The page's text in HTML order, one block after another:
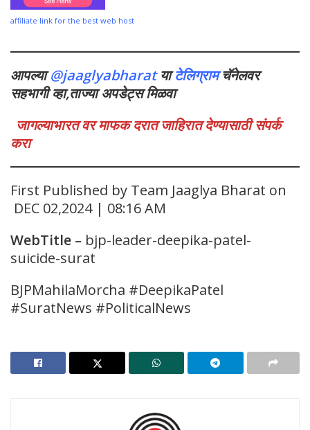
affiliate link for the best web host
आपल्या@jaaglyabharatयाटेलिग्रामचॅनेलवर
सहभागी व्हा,ताज्या अपडेट्स मिळवा
जागल्याभारत वर माफक दरात जाहिरात देण्यासाठी संपर्क
करा
First Published by Team Jaaglya Bharat on
DEC 02,2024 | 08:16 AM
WebTitle – bjp-leader-deepika-patel-
suicide-surat
BJPMahilaMorcha #DeepikaPatel
#SuratNews #PoliticalNews